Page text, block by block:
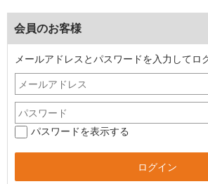
会員のお客様
メールアドレスとパスワードを入力してロ
パスワードを表示する